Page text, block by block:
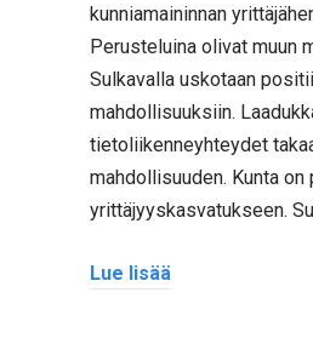
kunniamaininnan
Perusteluina olivat muun
Sulkavalla uskotaan
mahdollisuuksiin.
tietoliikenneyhteydet
mahdollisuuden. Kunta on
yrittäjyyskasvatukseen.
Lue lisää